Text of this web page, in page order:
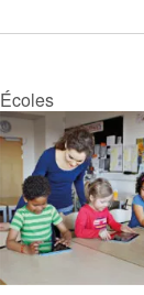
Écoles